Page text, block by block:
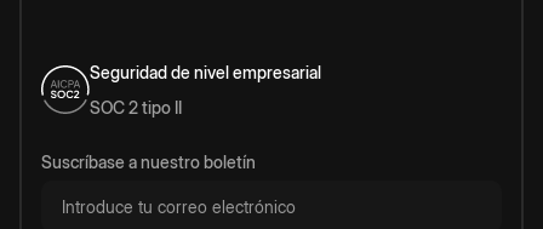
Seguridad de nivel empresarial
SOC 2 tipo II
Suscríbase a nuestro boletín